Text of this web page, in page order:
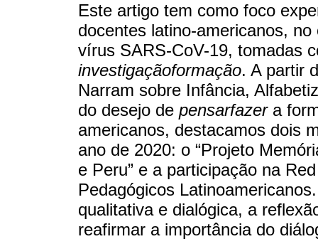
Este artigo tem como foco
docentes latino-americanos,
vírus SARS-CoV-19, tomadas
investigaçãoformação. A partir
Narram sobre Infância,
do desejo de pensarfazera
americanos, destacamos dois
ano de 2020: o “Projeto
e Peru” e a participação na
Pedagógicos
qualitativa e dialógica, a
reafirmar a importância do